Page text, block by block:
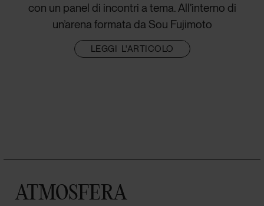
con un panel di incontri a tema. All’interno di
un’arena formata da Sou Fujimoto
LEGGI L'ARTICOLO
ATMOSFERA